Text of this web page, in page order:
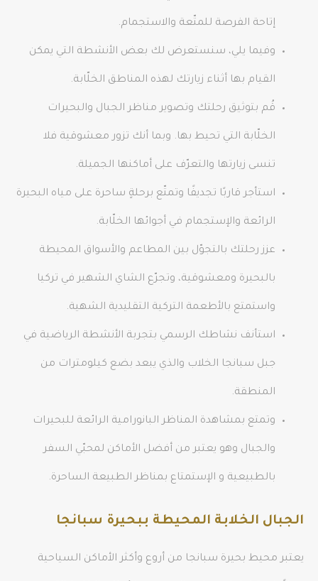
إتاحة الفرصة للمتّعة والاستجمام.
وفيما يلي، سنستعرض لك بعض الأنشطة التي يمكن
القيام بها أثناء زيارتك لهذه المناطق الخلّابة.
قُم بتوثيق رحلتك وتصوير مناظر الجبال والبحيرات
الخلّابة التي تحيط بها. وبما أنك تزور معشوقية فلا
تنسى زيارتها والتعرّف على أماكنها الجميلة.
استأجر قاربًا تجديفًا وتمتّع برحلةٍ ساحرة على مياه البحيرة
الرائعة والإستجمام في أجوائها الخلّابة.
عزز رحلتك بالتجوّل بين المطاعم والأسواق المحيطة
بالبحيرة ومعشوقية، وتجرّع الشاي الشهير في تركيا
واستمتع بالأطعمة التركية التقليدية الشهية.
استأنف نشاطك الرسمي بتجربة الأنشطة الرياضية في
جبل سبانجا الخلاب والذي يبعد بضع كيلومترات من
المنطقة.
وتمتع بمشاهدة المناظر البانورامية الرائعة للبحيرات
والجبال وهو يعتبر من أفضل الأماكن لمحبّي السفر
بالطبيعية و الإستمتاع بمناظر الطبيعة الساحرة.
الجبال الخلابة المحيطة ببحيرة سبانجا
يعتبر محيط بحيرة سبانجا من أروع وأكثر الأماكن السياحية